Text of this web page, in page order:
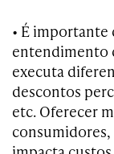
• É importante
entendimento
executa
descontos
etc. Oferecer